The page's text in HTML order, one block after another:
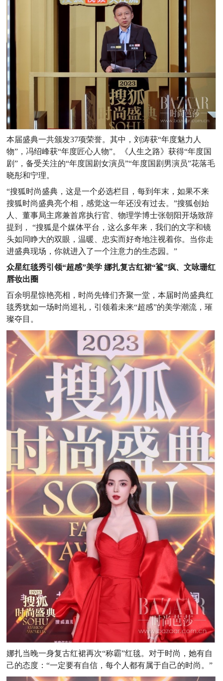
本届盛典一共颁发37项荣誉。其中，刘涛获“年度魅力人
物”，冯绍峰获“年度匠心人物”。《人生之路》获得“年度国
剧”，备受关注的“年度国剧女演员”“年度国剧男演员”花落毛
晓彤和宁理。
“搜狐时尚盛典，这是一个必选栏目，每到年末，如果不来
搜狐时尚盛典亮个相，感觉这一年还没有过去。”搜狐创始
人、董事局主席兼首席执行官、物理学博士张朝阳开场致辞
提到， “搜狐是个媒体平台，这么多年来，我们的文字和镜
头如同睁大的双眼，温暖、忠实而好奇地注视着你。当你走
进盛典现场，你就进入了一个注意力的生态园。”
众星红毯秀引领“超感”美学 娜扎复古红裙“鲨”疯、文咏珊红
唇妆出圈
百余明星惊艳亮相，时尚先锋们齐聚一堂，本届时尚盛典红
毯秀犹如一场时尚巡礼，引领着未来“超感”的美学潮流，璀
璨夺目。
娜扎当晚一身复古红裙再次“称霸”红毯。对于时尚，她有自
己的态度：“一定要有自信，每个人都有属于自己的时尚。”